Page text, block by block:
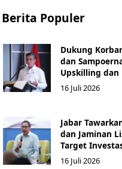
Berita Populer
Dukung
dan
Upskilling dan
16 Juli 2026
Jabar
dan Jaminan
Target
16 Juli 2026